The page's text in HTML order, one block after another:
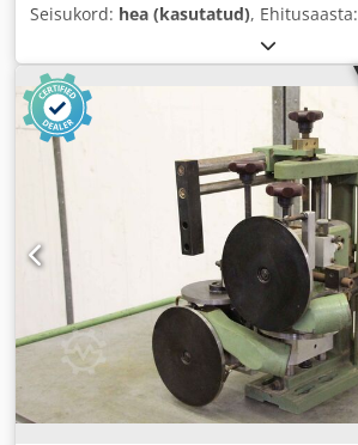
Seisukord: hea (kasutatud), Ehitusaasta: